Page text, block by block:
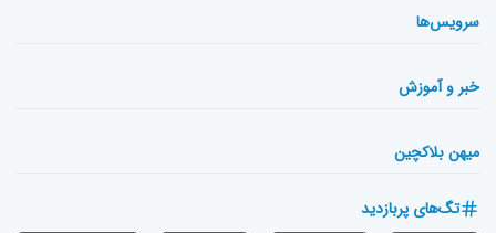
سرویس‌ها
خبر و آموزش
میهن بلاکچین
تگ‌های پربازدید